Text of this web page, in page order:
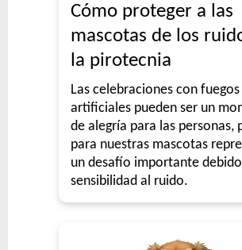
Cómo proteger a las
mascotas de los
la pirotecnia
Las celebraciones con fuegos
artificiales pueden ser un
de alegría para las personas,
para nuestras mascotas
un desafío importante
sensibilidad al ruido.